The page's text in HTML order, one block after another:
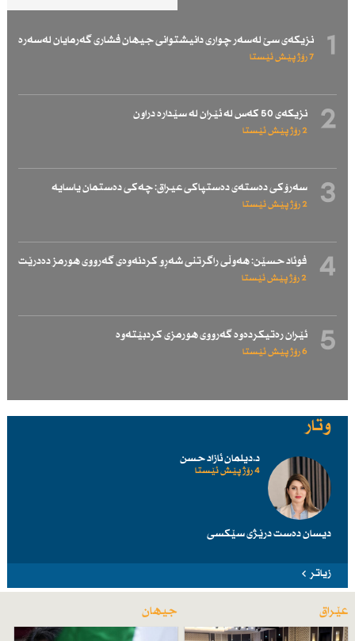
1 نزیكەی سێ لەسەر چواری دانیشتوانی جیهان فشاری گەرمایان لەسەرە
7 رۆژ پێش ئێستا
2 نزیكەی 50 كەس لە ئێران لە سێدارە دراون
2 رۆژ پێش ئێستا
3 سەرۆكی دەستەی دەستپاكی عیراق: چەكی دەستمان یاسایە
2 رۆژ پێش ئێستا
4 فوئاد حسێن: هەوڵی راگرتنی شەڕو كردنەوەی گەرووی هورمز دەدرێت
2 رۆژ پێش ئێستا
5 ئێران رەتیكردەوە گەرووی هورمزی كردبێتەوە
6 رۆژ پێش ئێستا
وتار
د.دیلمان ئازاد حسن
4 رۆژ پێش ئێستا
دیسان دەست درێژی سێكسی
زیاتر
عێراق جیهان